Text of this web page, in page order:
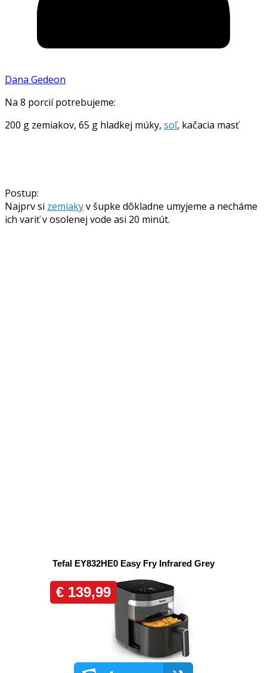
Dana Gedeon
Na 8 porcií potrebujeme:
200 g zemiakov, 65 g hladkej múky, soľ, kačacia masť
Postup:
Najprv si zemiakyv šupke dôkladne umyjeme a necháme
ich variť v osolenej vode asi 20 minút.